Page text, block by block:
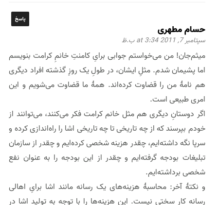
حسام مطهری
سپتامبر 7, 2011 at 3:34 ب.ظ
پاسخ
میثم‌جان! من می‌خواستم جوابی برایِ کامنتِ خانمِ کرامت بنویسم
اما پشیمان شدم. مثلِ ایشان، در طولِ یک روزِ گذشته افراد دیگری
هم نامهٔ من را قضاوت کرده‌اند. همهٔ ما قضاوت می‌شویم و این
امری طبیعی است.
اگر دوستانِ دیگری هم مثل خانم کرامت فکر می‌کنند، می‌توانند از
خودم بپرسند که از چه تاریخی تا چه تاریخی اشا را راه‌اندازی کرده‌ و
سرپا نگه‌ داشته‌ایم،‌ چقدر هزینه شخصی کرده‌ایم و چقدر از سازمان
تبلیغات بودجه گرفته‌ایم و چقدر از این بودجه را به عنوان نفع
شخصی برداشته‌ایم.
و نکتهٔ آخر: محاسبهٔ هزینه‌های یک رسانه مانند اشا برایِ اهالی
رسانه کار سختی نیست. این هزینه‌ها را با توجه به تولید اشا در